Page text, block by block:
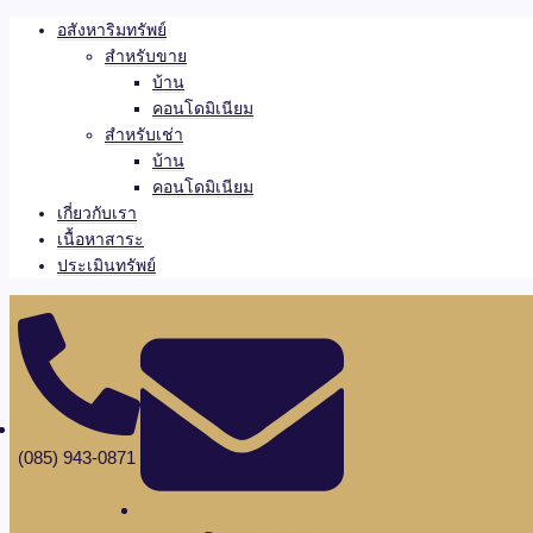
อสังหาริมทรัพย์
สำหรับขาย
บ้าน
คอนโดมิเนียม
สำหรับเช่า
บ้าน
คอนโดมิเนียม
เกี่ยวกับเรา
เนื้อหาสาระ
ประเมินทรัพย์
(085) 943-0871